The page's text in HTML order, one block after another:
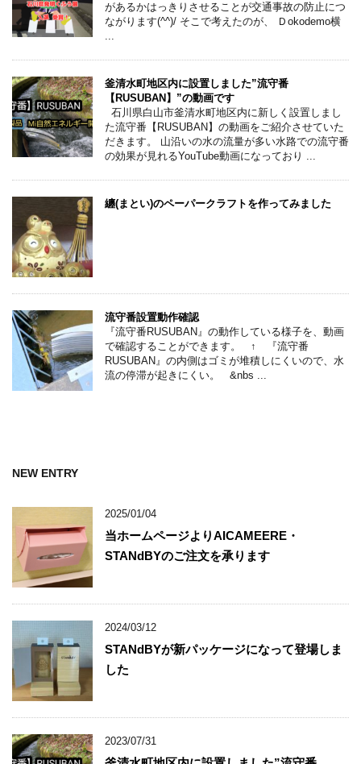
があるかはっきりさせることが交通事故の防止につ
ながります(^^)/ そこで考えたのが、 Ｄokodemo横
...
釜清水町地区内に設置しました”流守番
【RUSUBAN】”の動画です
石川県白山市釜清水町地区内に新しく設置しまし
た流守番【RUSUBAN】の動画をご紹介させていた
だきます。 山沿いの水の流量が多い水路での流守番
の効果が見れるYouTube動画になっており ...
纏(まとい)のペーパークラフトを作ってみました
流守番設置動作確認
『流守番RUSUBAN』の動作している様子を、動画
で確認することができます。 ↑ 『流守番
RUSUBAN』の内側はゴミが堆積しにくいので、水
流の停滞が起きにくい。 &nbs ...
NEW ENTRY
2025/01/04
当ホームページよりAICAMEERE・
STANdBYのご注文を承ります
2024/03/12
STANdBYが新パッケージになって登場しま
した
2023/07/31